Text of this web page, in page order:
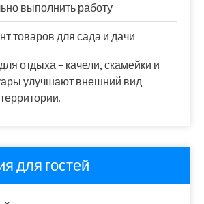
выполнить работу
товаров для сада и дачи
отдыха – качели, скамейки и
улучшают внешний вид
для гостей